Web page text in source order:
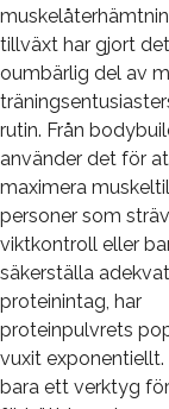
tillväxt har gjort
oumbärlig del av
rutin. Från
använder det för
maximera
personer som
viktkontroll eller
säkerställa adekvat
proteinintag, har
proteinpulvrets
vuxit exponentiellt.
bara ett verktyg